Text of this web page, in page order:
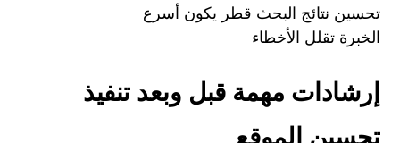
تحسين نتائج البحث قطر يكون أسرع
الخبرة تقلل الأخطاء
إرشادات مهمة قبل وبعد تنفيذ